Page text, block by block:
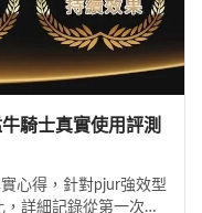
騎士真實使用評測
心得，針對pjur強效型
詳細記錄從第一次使